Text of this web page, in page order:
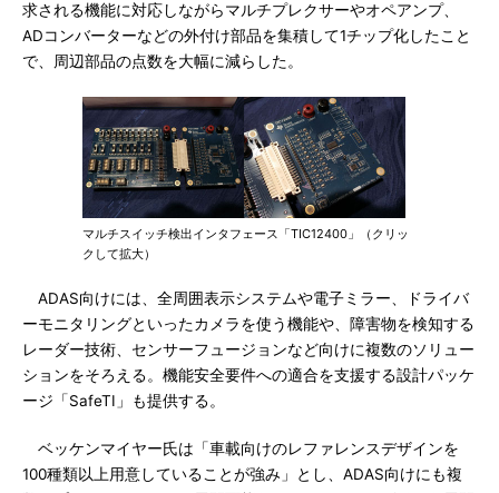
求される機能に対応しながらマルチプレクサーやオペアンプ、
ADコンバーターなどの外付け部品を集積して1チップ化したこと
で、周辺部品の点数を大幅に減らした。
マルチスイッチ検出インタフェース「TIC12400」（クリッ
クして拡大）
ADAS向けには、全周囲表示システムや電子ミラー、ドライバ
ーモニタリングといったカメラを使う機能や、障害物を検知する
レーダー技術、センサーフュージョンなど向けに複数のソリュー
ションをそろえる。機能安全要件への適合を支援する設計パッケ
ージ「SafeTI」も提供する。
ベッケンマイヤー氏は「車載向けのレファレンスデザインを
100種類以上用意していることが強み」とし、ADAS向けにも複